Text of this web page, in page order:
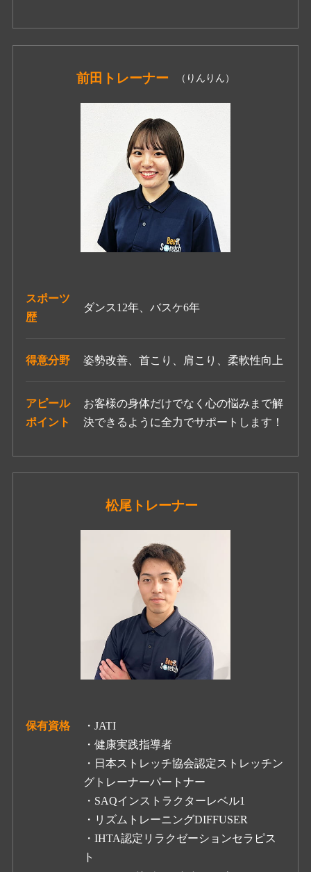
前田 トレーナー （りんりん）
スポーツ
歴
ダンス12年、バスケ6年
得意分野 姿勢改善、首こり、肩こり、柔軟性向上
アピール
ポイント
お客様の身体だけでなく心の悩みまで解
決できるように全力でサポートします！
松尾トレーナー
保有資格
・JATI
・健康実践指導者
・日本ストレッチ協会認定ストレッチン
グトレーナーパートナー
・SAQインストラクターレベル1
・リズムトレーニングDIFFUSER
・IHTA認定リラクゼーションセラピス
ト